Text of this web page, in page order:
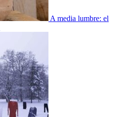
A media lumbre: el